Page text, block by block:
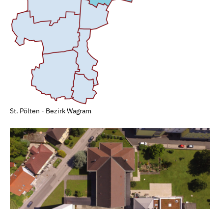
St. Pölten - Bezirk Wagram